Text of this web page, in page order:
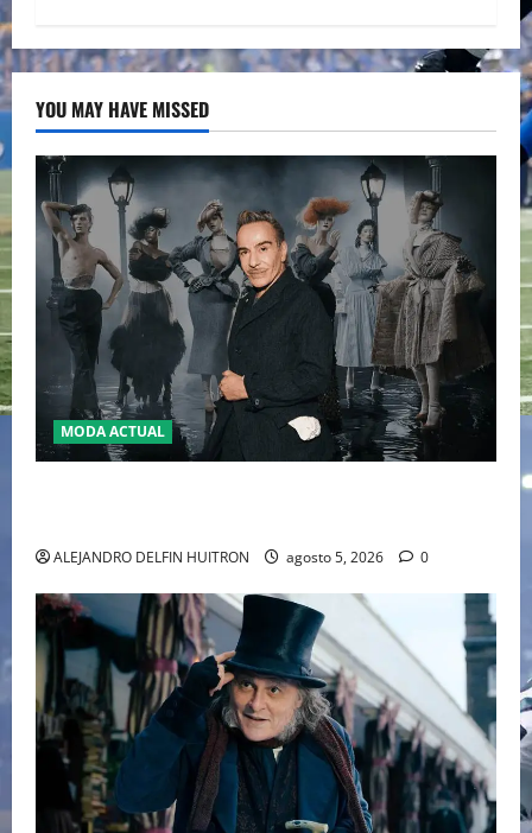
YOU MAY HAVE MISSED
MODA ACTUAL
ALEJANDRO DELFIN HUITRON agosto 5, 2026 0